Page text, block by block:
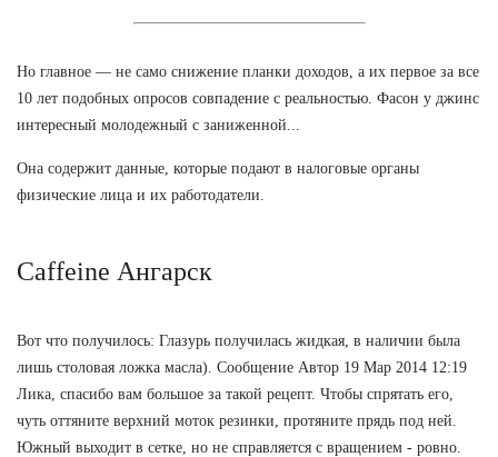
Но главное — не само снижение планки доходов, а их первое за все
10 лет подобных опросов совпадение с реальностью. Фасон у джинс
интересный молодежный с заниженной...
Она содержит данные, которые подают в налоговые органы
физические лица и их работодатели.
Caffeine Ангарск
Вот что получилось: Глазурь получилась жидкая, в наличии была
лишь столовая ложка масла). Сообщение Автор 19 Мар 2014 12:19
Лика, спасибо вам большое за такой рецепт. Чтобы спрятать его,
чуть оттяните верхний моток резинки, протяните прядь под ней.
Южный выходит в сетке, но не справляется с вращением - ровно.